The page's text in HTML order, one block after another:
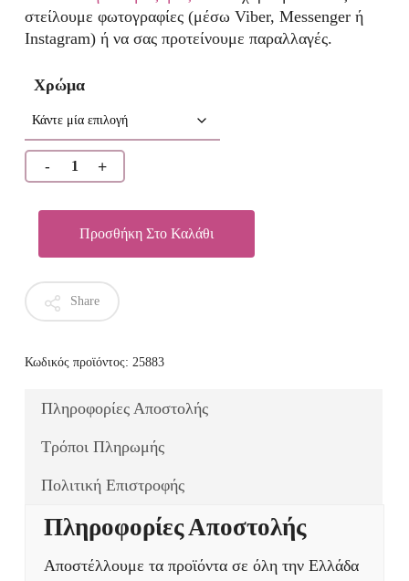
στείλουμε φωτογραφίες (μέσω Viber, Messenger ή
Instagram) ή να σας προτείνουμε παραλλαγές.
Χρώμα
Προσθήκη Στο Καλάθι
Share
Κωδικός προϊόντος: 25883
Πληροφορίες Αποστολής
Τρόποι Πληρωμής
Πολιτική Επιστροφής
Πληροφορίες Αποστολής
Αποστέλλουμε τα προϊόντα σε όλη την Ελλάδα